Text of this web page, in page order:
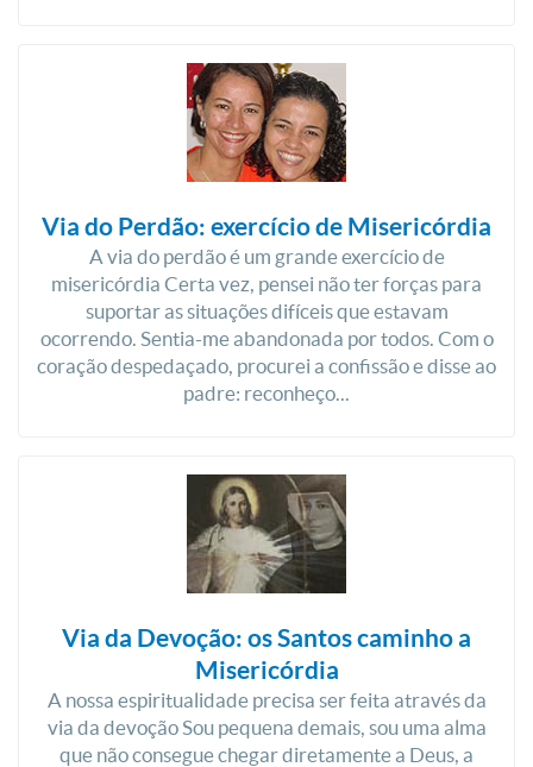
Via do Perdão: exercício de Misericórdia
A via do perdão é um grande exercício de
misericórdia Certa vez, pensei não ter forças para
suportar as situações difíceis que estavam
ocorrendo. Sentia-me abandonada por todos. Com o
coração despedaçado, procurei a confissão e disse ao
padre: reconheço...
Via da Devoção: os Santos caminho a
Misericórdia
A nossa espiritualidade precisa ser feita através da
via da devoção Sou pequena demais, sou uma alma
que não consegue chegar diretamente a Deus, a